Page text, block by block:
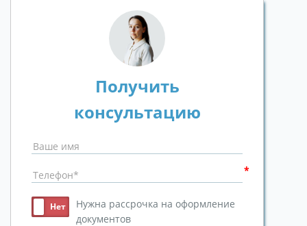
Получить
консультацию
Нужна рассрочка на оформление
документов